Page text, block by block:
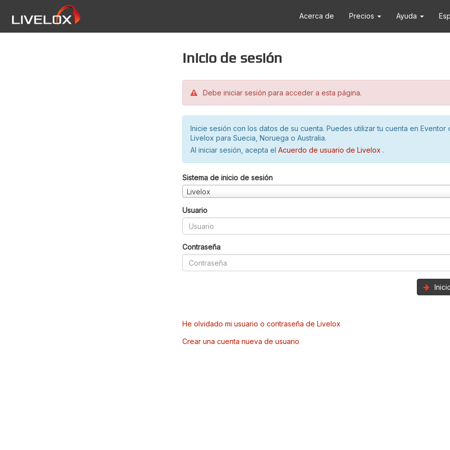
Acerca de Precios Ayuda
Inicio de sesión
Debe iniciar sesión para acceder a esta página.
Inicie sesión con los datos de su cuenta. Puedes utilizar tu cuenta en Eventor
Livelox para Suecia, Noruega o Australia.
Al iniciar sesión, acepta el Acuerdo de usuario de Livelox .
Sistema de inicio de sesión
Livelox
Usuario
Contraseña
He olvidado mi usuario o contraseña de Livelox
Crear una cuenta nueva de usuario